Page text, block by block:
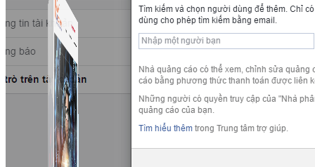
Simple Live
Phần mềm tạo kịch bản bình luận livestream Tiktok